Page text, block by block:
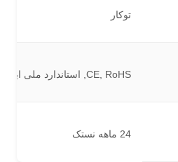
توکار
CE, RoHS, استاندارد ملی ایران
24 ماهه نستک